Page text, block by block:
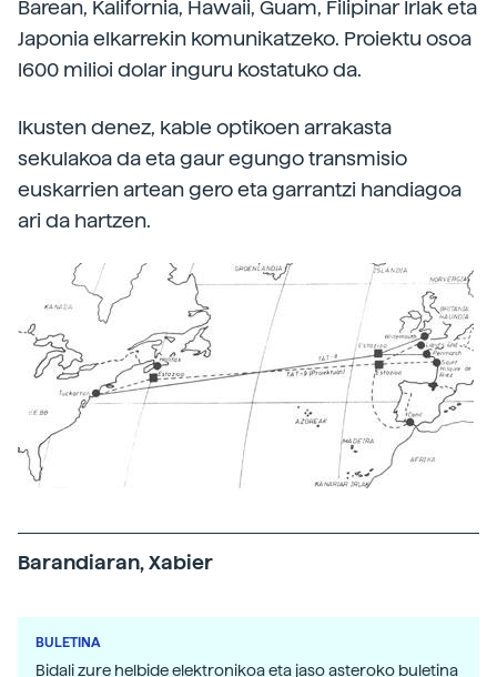
Barean, Kalifornia, Hawaii, Guam, Filipinar Irlak eta
Japonia elkarrekin komunikatzeko. Proiektu osoa
l600 milioi dolar inguru kostatuko da.
Ikusten denez, kable optikoen arrakasta
sekulakoa da eta gaur egungo transmisio
euskarrien artean gero eta garrantzi handiagoa
ari da hartzen.
Barandiaran, Xabier
BULETINA
Bidali zure helbide elektronikoa eta jaso asteroko buletina